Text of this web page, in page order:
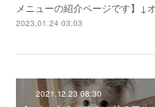
メニューの紹介ページです】↓
2023.01.24 03:03
2021.12.23 08:30